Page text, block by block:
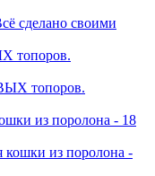
топоров.
из поролона - 18